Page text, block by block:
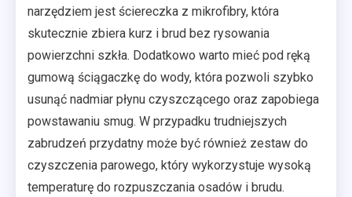
narzędziem jest ściereczka z mikrofibry, która
skutecznie zbiera kurz i brud bez rysowania
powierzchni szkła. Dodatkowo warto mieć pod ręką
gumową ściągaczkę do wody, która pozwoli szybko
usunąć nadmiar płynu czyszczącego oraz zapobiega
powstawaniu smug. W przypadku trudniejszych
zabrudzeń przydatny może być również zestaw do
czyszczenia parowego, który wykorzystuje wysoką
temperaturę do rozpuszczania osadów i brudu.